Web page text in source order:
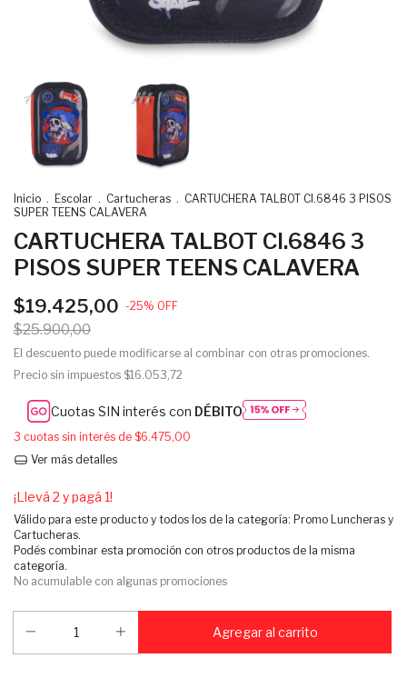
Inicio . Escolar . Cartucheras . CARTUCHERA TALBOT CI.6846 3 PISOS
SUPER TEENS CALAVERA
CARTUCHERA TALBOT CI.6846 3
PISOS SUPER TEENS CALAVERA
$19.425,00 -25% OFF
$25.900,00
El descuento puede modificarse al combinar con otras promociones.
Precio sin impuestos $16.053,72
Cuotas SIN interés con DÉBITO
3 cuotas sin interés de $6.475,00
Ver más detalles
¡Llevá 2 y pagá 1!
Válido para este producto y todos los de la categoría: Promo Luncheras y
Cartucheras.
Podés combinar esta promoción con otros productos de la misma
categoría.
No acumulable con algunas promociones